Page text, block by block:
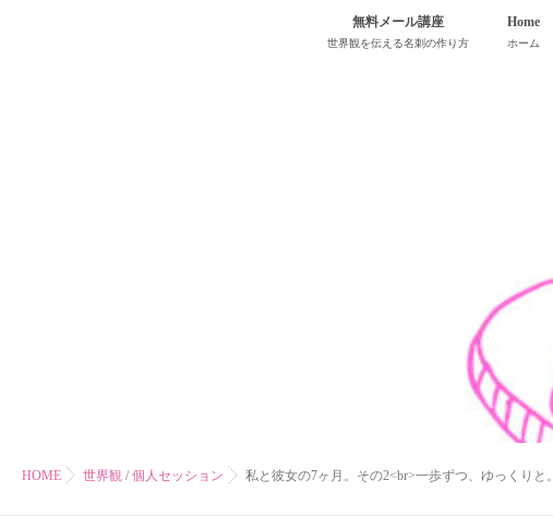
無料メール講座
世界観を伝える名刺の作り方
Home
ホーム
HOME 世界観 /個人セッション 私と彼女の7ヶ月。その2<br>一歩ずつ、ゆっくりと。